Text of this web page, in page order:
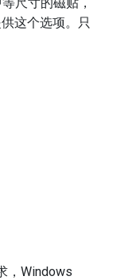
这个选项。只
，Windows